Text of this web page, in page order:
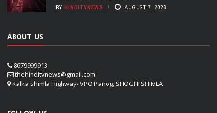
BY HINDITVNEWS AUGUST 7, 2026
ABOUT US
8679999913
thehinditvnews@gmail.com
Kalka Shimla Highway- VPO Panog, SHOGHI SHIMLA